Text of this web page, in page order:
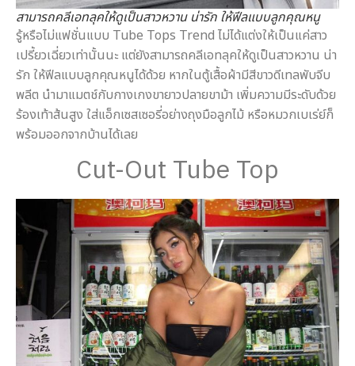
สามารถคลีเอทลุคให้ดูเป็นสาวหวาน น่ารัก ให้ฟีลแบบลูกคุณหนู
รู้หรือไม่แฟชั่นแบบ Tube Tops Trend ไม่ได้แต่งให้เป็นแค่สาว
เปรี้ยวเฉี่ยวเท่านั้นนะ แต่ยังสามารถคลีเอทลุคให้ดูเป็นสาวหวาน น่า
รัก ให้ฟีลแบบลูกคุณหนูได้ด้วย หากในตู้เสื้อผ้ามีสีขาวดีเทลพับจีบ
พลีต นำมาแมตช์กับกางเกงขายาวปลายขาม้า เพิ่มความมีระดับด้วย
ร้องเท้าส้นสูง ใส่แอ็กเซสเซอรี่อย่างถุงมือลูกไม้ หรือหมวกเบเร่ย์ก็
พร้อมออกจากบ้านได้เลย
Cut-Out Tube Top